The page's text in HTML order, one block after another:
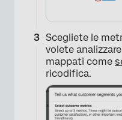
Scegliete le
volete
mappati come
ricodifica.